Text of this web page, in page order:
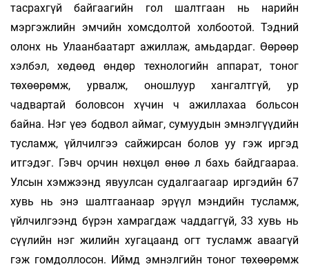
тасрахгүй байгаагийн гол шалтгаан нь нарийн
мэргэжлийн эмчийн хомсдолтой холбоотой. Тэдний
олонх нь Улаанбаатарт ажиллаж, амьдардаг. Өөрөөр
хэлбэл, хөдөөд өндөр технологийн аппарат, тоног
төхөөрөмж, урвалж, оношлуур хангалтгүй, ур
чадвартай боловсон хүчин ч ажиллахаа больсон
байна. Нэг үеэ бодвол аймаг, сумуудын эмнэлгүүдийн
тусламж, үйлчилгээ сайжирсан болов уу гэж иргэд
итгэдэг. Гэвч орчин нөхцөл өнөө л бахь байдгаараа.
Улсын хэмжээнд явуулсан судалгаагаар иргэдийн 67
хувь нь энэ шалтгаанаар эрүүл мэндийн тусламж,
үйлчилгээнд бүрэн хамрагдаж чаддаггүй, 33 хувь нь
сүүлийн нэг жилийн хугацаанд огт тусламж аваагүй
гэж гомдоллосон. Иймд эмнэлгийн тоног төхөөрөмж